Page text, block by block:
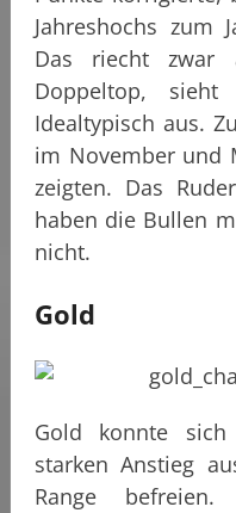
Jahreshochs zum
Das riecht zwar
Doppeltop,
Idealtypisch aus.
im November und
zeigten. Das
haben die Bullen
nicht.
Gold
Gold konnte
starken Anstieg
Range